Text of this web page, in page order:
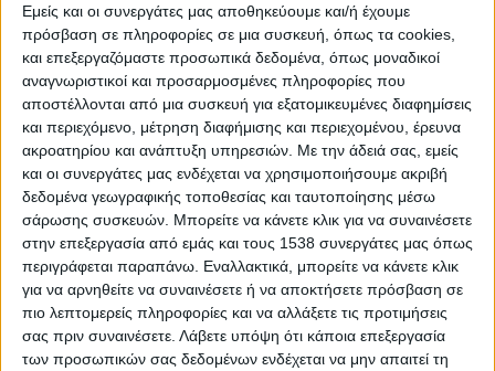
Εμείς και οι συνεργάτες μας αποθηκεύουμε και/ή έχουμε
πρόσβαση σε πληροφορίες σε μια συσκευή, όπως τα cookies,
και επεξεργαζόμαστε προσωπικά δεδομένα, όπως μοναδικοί
αναγνωριστικοί και προσαρμοσμένες πληροφορίες που
αποστέλλονται από μια συσκευή για εξατομικευμένες διαφημίσεις
και περιεχόμενο, μέτρηση διαφήμισης και περιεχομένου, έρευνα
ακροατηρίου και ανάπτυξη υπηρεσιών. Με την άδειά σας, εμείς
και οι συνεργάτες μας ενδέχεται να χρησιμοποιήσουμε ακριβή
δεδομένα γεωγραφικής τοποθεσίας και ταυτοποίησης μέσω
σάρωσης συσκευών. Μπορείτε να κάνετε κλικ για να συναινέσετε
στην επεξεργασία από εμάς και τους 1538 συνεργάτες μας όπως
περιγράφεται παραπάνω. Εναλλακτικά, μπορείτε να κάνετε κλικ
για να αρνηθείτε να συναινέσετε ή να αποκτήσετε πρόσβαση σε
πιο λεπτομερείς πληροφορίες και να αλλάξετε τις προτιμήσεις
σας πριν συναινέσετε. Λάβετε υπόψη ότι κάποια επεξεργασία
των προσωπικών σας δεδομένων ενδέχεται να μην απαιτεί τη
προγράμματα σπουδών
«Μεταπτυχιακό Δίπλωμα Μηχανικών Οικονομίας και
Διοίκησης μέσω Έρευνας» του Πανεπιστημίου Αιγαίου
Όλα έτοιμα για την επιστροφή χιλιάδων μαθητών στα
θρανία
Το Future Business School αποτελεί έναν από τους
κορυφαίους εκπαιδευτικούς φορείς στην Ελλάδα,